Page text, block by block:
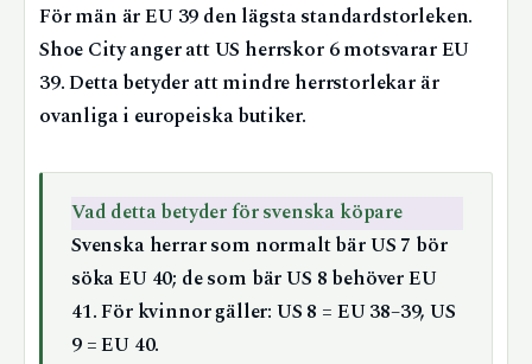
För män är EU 39 den lägsta standardstorleken.
Shoe City anger att US herrskor 6 motsvarar EU
39. Detta betyder att mindre herrstorlekar är
ovanliga i europeiska butiker.
Vad detta betyder för svenska köpare
Svenska herrar som normalt bär US 7 bör
söka EU 40; de som bär US 8 behöver EU
41. För kvinnor gäller: US 8 = EU 38–39, US
9 = EU 40.